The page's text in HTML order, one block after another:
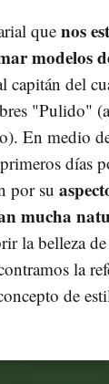
quenos
modelos
del
"Pulido"
En medio
días
por su
mucha
la belleza
la
de